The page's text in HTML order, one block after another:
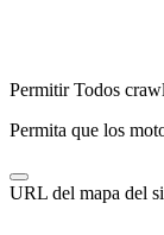
Permitir Todos
Permita que los
URL del mapa del